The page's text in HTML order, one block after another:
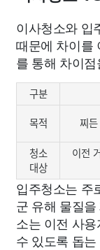
이사청소와 입
때문에 차이를
를 통해 차이
구분
목적 찌
청소
대상
이전
입주청소는 주
군 유해 물질
소는 이전 사
수 있도록 돕